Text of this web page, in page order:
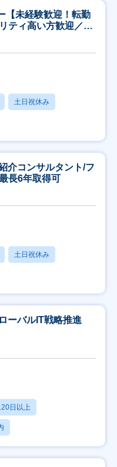
【未経験歓迎！転勤
ティ高い方歓迎／土
土日祝休み
介コンサルタント/フ
長6年取得可
土日祝休み
ーバルIT戦略推進
日以上